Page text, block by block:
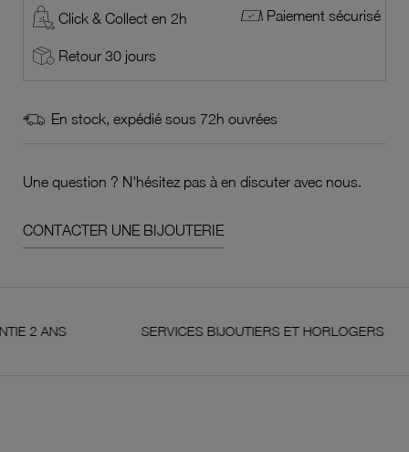
Click & Collect en 2h Paiement sécurisé
Retour 30 jours
En stock, expédié sous 72h ouvrées
Une question ? N'hésitez pas à en discuter avec nous.
CONTACTER UNE BIJOUTERIE
SERVICES BIJOUTIERS ET HORLOGERS